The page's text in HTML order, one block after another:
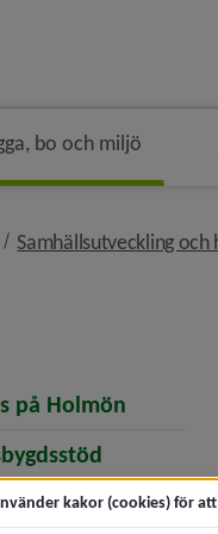
bo och miljö
nivå i
Samhällsutveckling
på Holmön
Sök Umeå
kakor (cookies) för